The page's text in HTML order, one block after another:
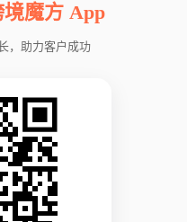
境魔方 App
，助力客户成功